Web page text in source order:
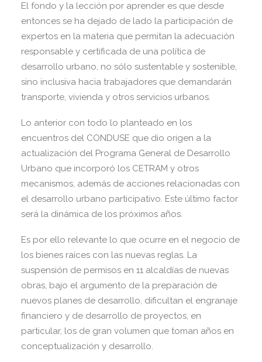
El fondo y la lección por aprender es que desde
entonces se ha dejado de lado la participación de
expertos en la materia que permitan la adecuación
responsable y certificada de una política de
desarrollo urbano, no sólo sustentable y sostenible,
sino inclusiva hacia trabajadores que demandarán
transporte, vivienda y otros servicios urbanos.
Lo anterior con todo lo planteado en los
encuentros del CONDUSE que dio origen a la
actualización del Programa General de Desarrollo
Urbano que incorporó los CETRAM y otros
mecanismos, además de acciones relacionadas con
el desarrollo urbano participativo. Este último factor
será la dinámica de los próximos años.
Es por ello relevante lo que ocurre en el negocio de
los bienes raíces con las nuevas reglas. La
suspensión de permisos en 11 alcaldías de nuevas
obras, bajo el argumento de la preparación de
nuevos planes de desarrollo, dificultan el engranaje
financiero y de desarrollo de proyectos, en
particular, los de gran volumen que toman años en
conceptualización y desarrollo.